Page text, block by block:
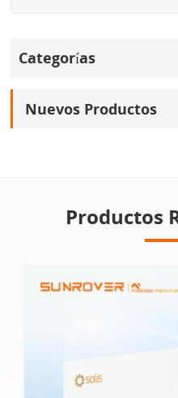
Categorías
Nuevos Productos
Productos